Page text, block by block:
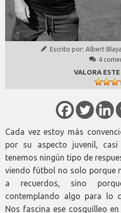
Escrito por: Albert
4
VALORA
Cada vez estoy más
por su aspecto juvenil,
tenemos ningún tipo de
viendo fútbol no solo porque
a recuerdos, sino
contemplando algo para lo
Nos fascina ese cosquilleo